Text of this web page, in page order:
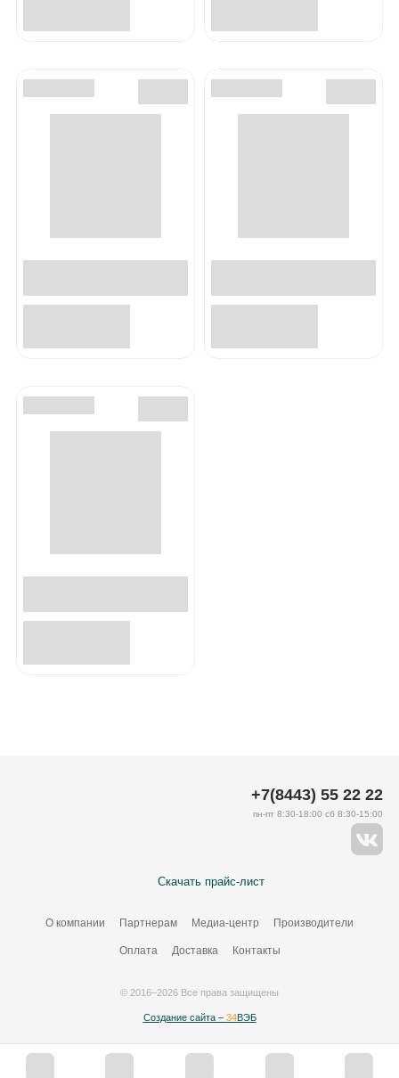
Скачать прайс-лист
О компании Партнерам Медиа-центр Производители
Оплата Доставка Контакты
+7(8443) 55 22 22
пн-пт 8:30-18:00 сб 8:30-15:00
© 2016–2026 Все права защищены
Создание сайта – 34ВЭБ